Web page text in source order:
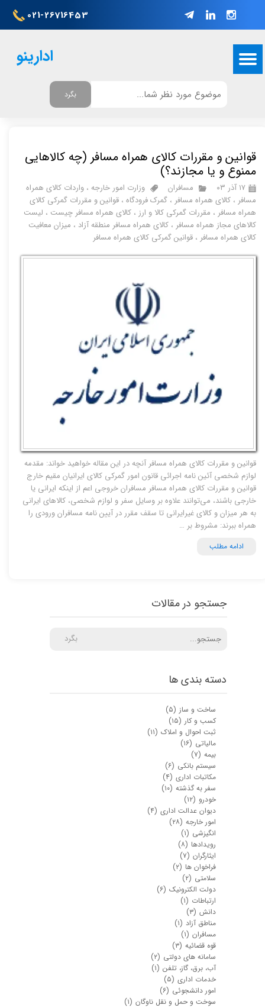
021-26716453
ادارینو
بگرد
قوانین و مقررات کالای همراه مسافر (چه کالاهایی
ممنوع و یا مجازند؟)
۱۷ آذر ۰۳ مسافران وزارت امور خارجه ،واردات کالای همراه
مسافر ،کالای همراه مسافر ،گمرک فرودگاه ،قوانین و مقررات گمرکی کالای
همراه مسافر ، مقررات گمرکی کالا و ارز ،کالای همراه مسافر چیست ، لیست
کالاهای مجاز همراه مسافر ،کالای همراه مسافر منطقه آزاد ، میزان معافیت
کالای همراه مسافر ،قوانین گمرکی کالای همراه مسافر
قوانین و مقررات کالای همراه مسافر آنچه در این مقاله خواهید خواند: مقدمه
لوازم شخصی آئین نامه اجرائی قانون امور گمرکی کالای ایرانیان مقیم خارج
قوانین و مقررات کالای همراه مسافر مسافران خروجی اعم از اینکه ایرانی یا
خارجی باشند، می‌توانند علاوه بر وسایل سفر و لوازم شخصی، کالاهای ایرانی
به هر میزان و کالای غیرایرانی تا سقف مقرر در آیین نامه مسافران ورودی را
همراه ببرند: مشروط بر …
ادامه مطلب
دسته بندی ها
ساخت و ساز (۵)
کسب و کار (۱۵)
ثبت احوال و املاک (۱۱)
مالیاتی (۱۶)
بیمه (۷)
سیستم بانکی (۶)
مکاتبات اداری (۴)
سفر به گذشته (۱۰)
خودرو (۱۲)
دیوان عدالت اداری (۴)
امور خارجه (۲۸)
انگیزشی (۱)
رویدادها (۸)
ایثارگران (۷)
فراخوان ها (۲)
سلامتی (۲)
دولت الکترونیک (۶)
ارتباطات (۱)
دانش (۳)
مناطق آزاد (۱)
مسافران (۱)
قوه قضائیه (۳)
سامانه های دولتی (۲)
آب، برق، گاز، تلفن (۱)
خدمات اداری (۵)
امور دانشجوئی (۶)
سوخت و حمل و نقل ناوگان (۱)
جستجو در مقالات
بگرد